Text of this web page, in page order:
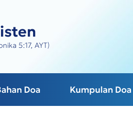
5:17, AYT)
Doa Kumpulan Doa